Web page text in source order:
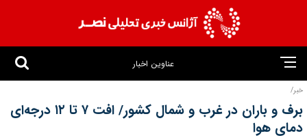
عناوین اخبار
خبر/
برف و باران در غرب و شمال کشور/ افت ۷ تا ۱۲ درجه‌ای
دمای هوا